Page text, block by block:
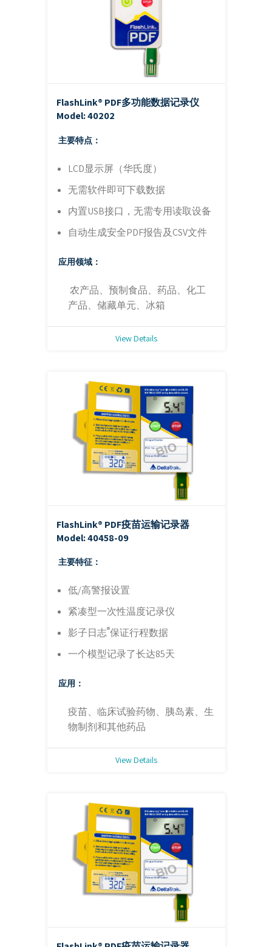
FlashLink® PDF多功能数据记录仪
Model: 40202
主要特点：
LCD显示屏（华氏度）
无需软件即可下载数据
内置USB接口，无需专用读取设备
自动生成安全PDF报告及CSV文件
应用领域：
农产品、预制食品、药品、化工
产品、储藏单元、冰箱
View Details
FlashLink® PDF疫苗运输记录器
Model: 40458-09
主要特征：
低/高警报设置
紧凑型一次性温度记录仪
影子日志®保证行程数据
一个模型记录了长达85天
应用：
疫苗、临床试验药物、胰岛素、生
物制剂和其他药品
View Details